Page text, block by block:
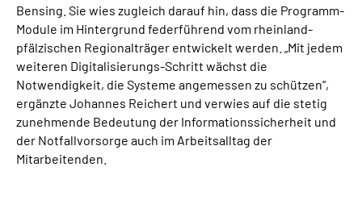
Bensing. Sie wies zugleich darauf hin, dass die Programm-
Module im Hintergrund federführend vom rheinland-
pfälzischen Regionalträger entwickelt werden. „Mit jedem
weiteren Digitalisierungs-Schritt wächst die
Notwendigkeit, die Systeme angemessen zu schützen“,
ergänzte Johannes Reichert und verwies auf die stetig
zunehmende Bedeutung der Informationssicherheit und
der Notfallvorsorge auch im Arbeitsalltag der
Mitarbeitenden.